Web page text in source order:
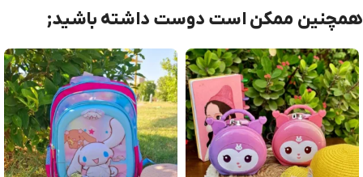
همچنین ممکن است دوست داشته باشید;